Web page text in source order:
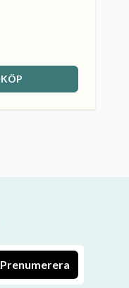
KÖP
Prenumerera